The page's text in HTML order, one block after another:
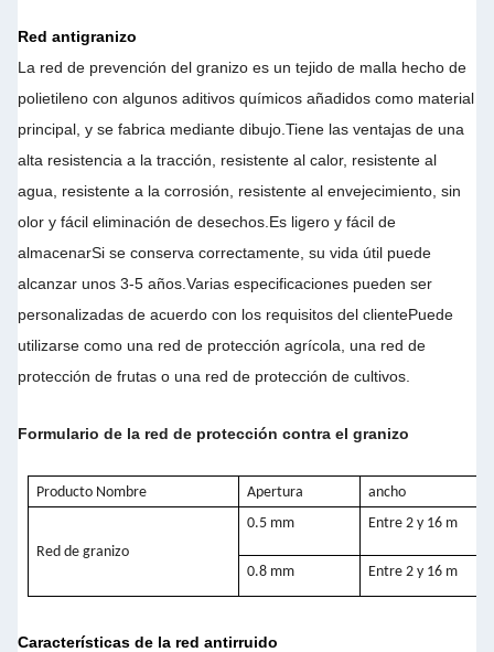
Red antigranizo
La red de prevención del granizo es un tejido de malla hecho de
polietileno con algunos aditivos químicos añadidos como material
principal, y se fabrica mediante dibujo.Tiene las ventajas de una
alta resistencia a la tracción, resistente al calor, resistente al
agua, resistente a la corrosión, resistente al envejecimiento, sin
olor y fácil eliminación de desechos.Es ligero y fácil de
almacenarSi se conserva correctamente, su vida útil puede
alcanzar unos 3-5 años.Varias especificaciones pueden ser
personalizadas de acuerdo con los requisitos del clientePuede
utilizarse como una red de protección agrícola, una red de
protección de frutas o una red de protección de cultivos.
Formulario de la red de protección contra el granizo
Producto Nombre Apertura ancho
Red de granizo
0.5 mm Entre 2 y 16 m
0.8 mm Entre 2 y 16 m
Características de la red antirruido